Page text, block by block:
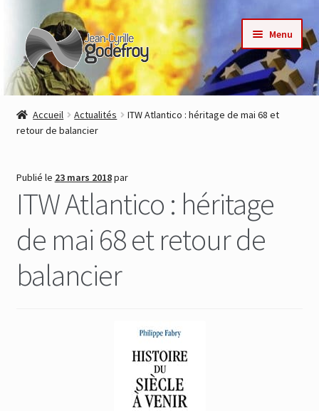
Aller
la
navigation
Aller
au
contenu
Menu
Accueil
Nos collections
Auteurs
Actualités
Contact
Commande
Accueil Actualités
ITW Atlantico : héritage de mai 68 et
retour de balancier
Publié le 23 mars 2018par
ITW Atlantico : héritage
de mai 68 et retour de
balancier